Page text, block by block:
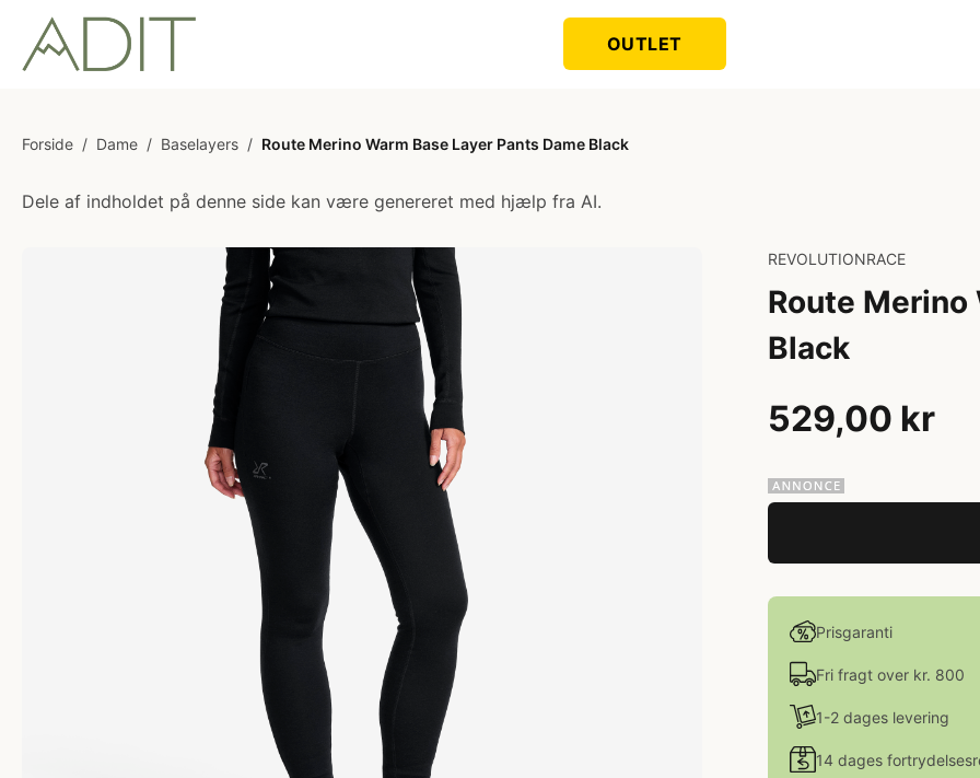
OUTLET
Forside / Dame / Baselayers / Route Merino Warm Base Layer Pants Dame Black
Dele af indholdet på denne side kan være genereret med hjælp fra AI.
REVOLUTIONRACE
Route Merino
Black
529,00 kr
Prisgaranti
Fri fragt over kr. 800
1-2 dages levering
14 dages